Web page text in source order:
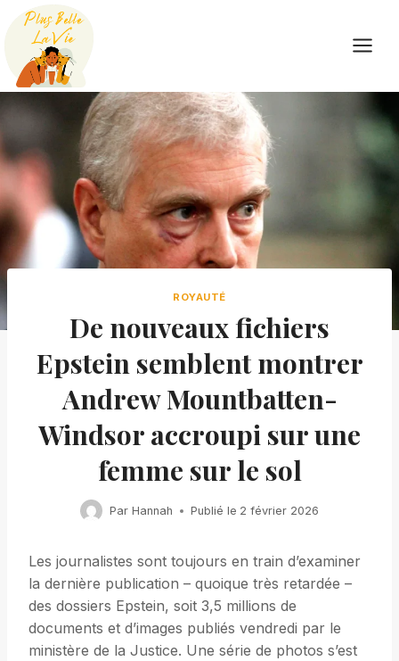
Skip
content
ROYAUTÉ
De nouveaux fichiers
Epstein semblent montrer
Andrew Mountbatten-
Windsor accroupi sur une
femme sur le sol
Par Hannah Publié le 2 février 2026
Les journalistes sont toujours en train d’examiner
la dernière publication – quoique très retardée –
des dossiers Epstein, soit 3,5 millions de
documents et d’images publiés vendredi par le
ministère de la Justice. Une série de photos s’est